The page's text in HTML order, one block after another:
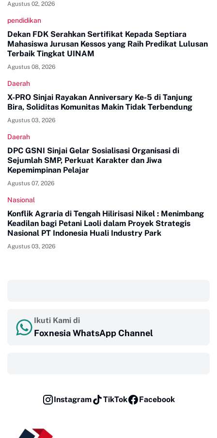
Agustus 02, 2026
pendidikan
Dekan FDK Serahkan Sertifikat Kepada Septiara
Mahasiswa Jurusan Kessos yang Raih Predikat Lulusan
Terbaik Tingkat UINAM
Agustus 08, 2026
Daerah
X-PRO Sinjai Rayakan Anniversary Ke-5 di Tanjung
Bira, Soliditas Komunitas Makin Tidak Terbendung
Agustus 03, 2026
Daerah
DPC GSNI Sinjai Gelar Sosialisasi Organisasi di
Sejumlah SMP, Perkuat Karakter dan Jiwa
Kepemimpinan Pelajar
Agustus 07, 2026
Nasional
Konflik Agraria di Tengah Hilirisasi Nikel : Menimbang
Keadilan bagi Petani Laoli dalam Proyek Strategis
Nasional PT Indonesia Huali Industry Park
Agustus 03, 2026
Ikuti Kami di
Foxnesia WhatsApp Channel
Instagram TikTok Facebook